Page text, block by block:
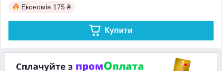
Економія 175 ₴
Купити